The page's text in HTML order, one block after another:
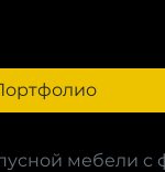
мебели с